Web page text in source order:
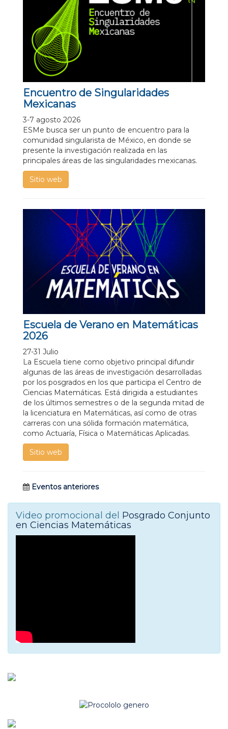
Encuentro de Singularidades
Mexicanas
3-7 agosto 2026
ESMe busca ser un punto de encuentro para la
comunidad singularista de México, en donde se
presente la investigación realizada en las
principales áreas de las singularidades mexicanas.
Sitio web
Escuela de Verano en Matemáticas
2026
27-31 Julio
La Escuela tiene como objetivo principal difundir
algunas de las áreas de investigación desarrolladas
por los posgrados en los que participa el Centro de
Ciencias Matemáticas. Está dirigida a estudiantes
de los últimos semestres o de la segunda mitad de
la licenciatura en Matemáticas, así como de otras
carreras con una sólida formación matemática,
como Actuaría, Física o Matemáticas Aplicadas.
Sitio web
Eventos anteriores
Video promocional del Posgrado Conjunto
en Ciencias Matemáticas